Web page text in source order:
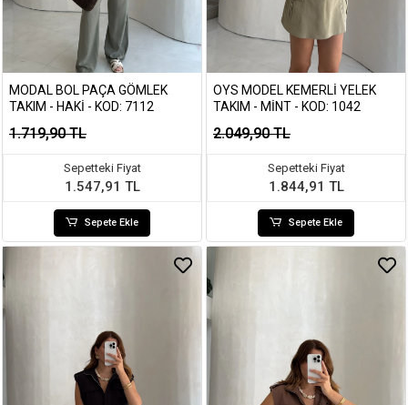
MODAL BOL PAÇA GÖMLEK
TAKIM - HAKI - KOD: 7112
1.719,90 TL
Sepetteki Fiyat
1.547,91 TL
Sepete Ekle
OYS MODEL KEMERLI YELEK
TAKIM - MINT - KOD: 1042
2.049,90 TL
Sepetteki Fiyat
1.844,91 TL
Sepete Ekle